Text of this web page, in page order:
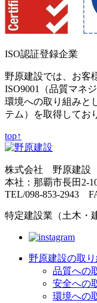
ISO認証登録企業
野原建設では、お客
ISO9001（品質マネ
環境への取り組みと
テム）を取得してお
top↑
株式会社 野原建設
本社：那覇市長田2-
TEL/098-853-2943
特定建設業（土木・
野原建設の取
品質への
安全への
環境への